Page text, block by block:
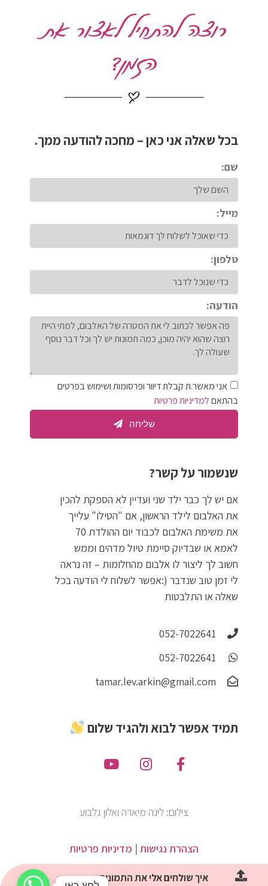
רוצה להתחיל לאצור את
הזמן?
שנשמור על קשר?
אם יש לך כבר ילד שני ועדיין לא הספקת להכין
את האלבום לילד הראשון, אם "הטילו" עלייך
את משימת האלבום לכבוד יום ההולדת 70
לאמא או שבדיוק סיימת טיול מדהים וממש
חשוב לך ליצור לו אלבום מהחלומות – זה נראה
לי זמן טוב שנדבר (:אפשר לשלוח לי הודעה בכל
שאלה או התלבטות
052-7022641
052-7022641
tamar.lev.arkin@gmail.com
תמיד אפשר לבוא ולהגיד שלום
בכל שאלה אני כאן – מחכה להודעה ממך.
שם:
מייל:
טלפון:
הודעה:
אני מאשר.ת קבלת דיוור ופרסומות ושימוש בפרטים
בהתאםלמדיניות פרטיות
שליחה
צילום: לינה מיארה ואלון גלבוע
הצהרת נגישות | מדיניות פרטיות
איך שולחים אלי את התמונות